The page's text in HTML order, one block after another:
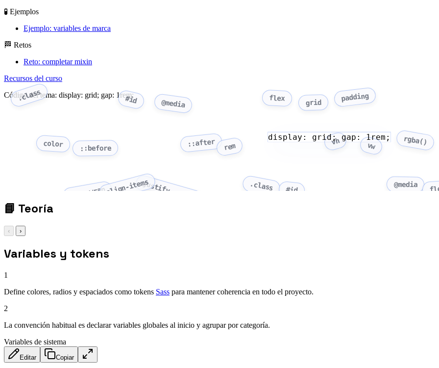
🧪 Ejemplos
Ejemplo: variables de marca
🏁 Retos
Reto: completar mixin
Recursos del curso
Código del tema: display: grid; gap: 1rem;
.class #id @media flex grid padding
color ::before
::after rem
vh vw rgba()
flex-wrapalign-itemsjustify-content .class #id
@media
display: grid; gap: 1rem;
📘 Teoría
‹ ›
Variables y tokens
1
Define colores, radios y espaciados como tokens Sass para mantener coherencia en todo el proyecto.
2
La convención habitual es declarar variables globales al inicio y agrupar por categoría.
Variables de sistema
Editar Copiar